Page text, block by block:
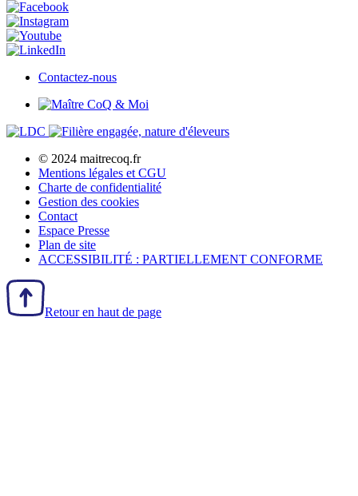
Contactez-nous
© 2024 maitrecoq.fr
Mentions légales et CGU
Charte de confidentialité
Gestion des cookies
Contact
Espace Presse
Plan de site
ACCESSIBILITÉ : PARTIELLEMENT CONFORME
Retour en haut de page